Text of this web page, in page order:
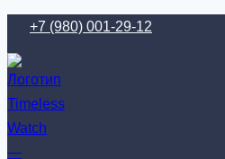
Перейти
к
содержимому
+7 (980) 001-29-12